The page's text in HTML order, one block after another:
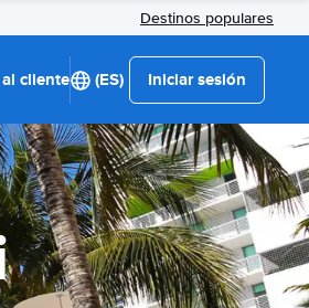
Destinos populares
cliente (ES) Iniciar sesión